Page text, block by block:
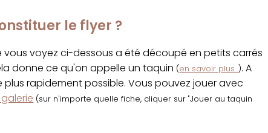
le flyer ?
vous voyez ci-dessous a été découpé en petits carrés
donne ce qu'on appelle un taquin (en savoir plus...). A
plus rapidement possible. Vous pouvez jouer avec
(sur n'importe quelle fiche, cliquer sur "Jouer au taquin